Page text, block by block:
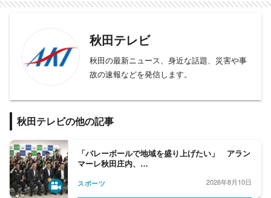
秋田テレビ
秋田の最新ニュース、身近な話題、災害や事
故の速報などを発信します。
秋田テレビの他の記事
「バレーボールで地域を盛り上げたい」 アラン
マーレ秋田庄内、…
スポーツ 2026年8月10日